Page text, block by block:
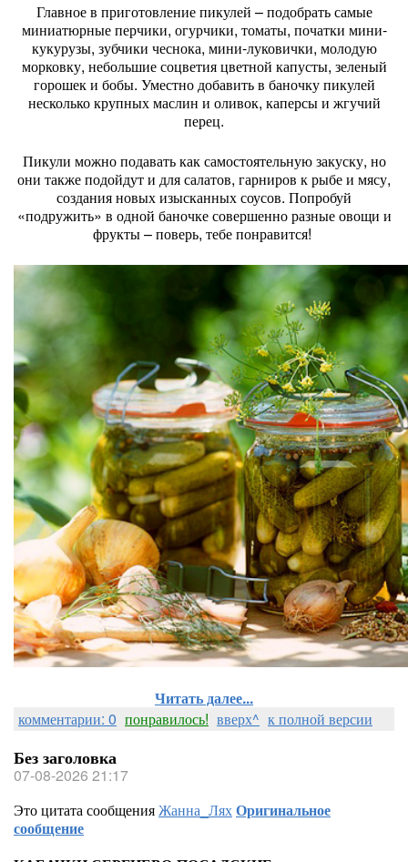
Главное в приготовление пикулей – подобрать самые
миниатюрные перчики, огурчики, томаты, початки мини-
кукурузы, зубчики чеснока, мини-луковички, молодую
морковку, небольшие соцветия цветной капусты, зеленый
горошек и бобы. Уместно добавить в баночку пикулей
несколько крупных маслин и оливок, каперсы и жгучий
перец.
Пикули можно подавать как самостоятельную закуску, но
они также подойдут и для салатов, гарниров к рыбе и мясу,
создания новых изысканных соусов. Попробуй
«подружить» в одной баночке совершенно разные овощи и
фрукты – поверь, тебе понравится!
Читать далее...
комментарии: 0 понравилось! вверх^ к полной версии
Без заголовка
07-08-2026 21:17
Это цитата сообщенияЖанна_ЛяхОригинальное
сообщение